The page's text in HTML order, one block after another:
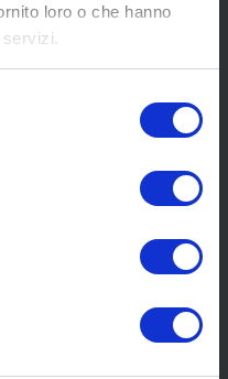
loro o che hanno